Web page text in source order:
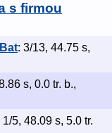
s firmou
: 3/13, 44.75 s,
s, 0.0 tr. b.,
1/5, 48.09 s, 5.0 tr.